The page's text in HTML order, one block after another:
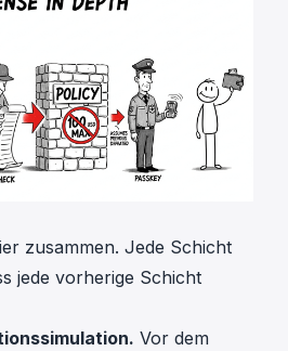
zusammen. Jede Schicht
jede vorherige Schicht
Vor dem